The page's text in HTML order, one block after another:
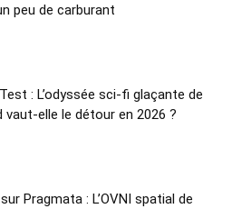
peu de carburant
: L’odyssée sci-fi glaçante de
vaut-elle le détour en 2026 ?
Pragmata : L’OVNI spatial de